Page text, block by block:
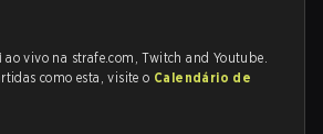
ao vivo na strafe.com, Twitch and Youtube.
como esta, visite o Calendário de